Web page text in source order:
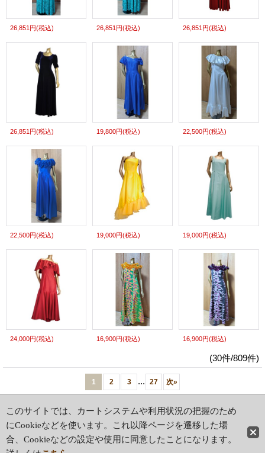
26,851円(税込) 26,851円(税込) 26,851円(税込)
26,851円(税込) 19,800円(税込) 22,500円(税込)
22,500円(税込) 19,000円(税込) 19,000円(税込)
24,000円(税込) 16,900円(税込) 16,900円(税込)
(30件/809件)
1 2 3 ... 27 次»
ホーム | ショッピングカート
特定商取引法表示 | ご利用案内
PCサイト
このサイトでは、カートシステムや利用状況の把握のため
にCookieなどを使います。これ以降ページを遷移した場
合、Cookieなどの設定や使用に同意したことになります。